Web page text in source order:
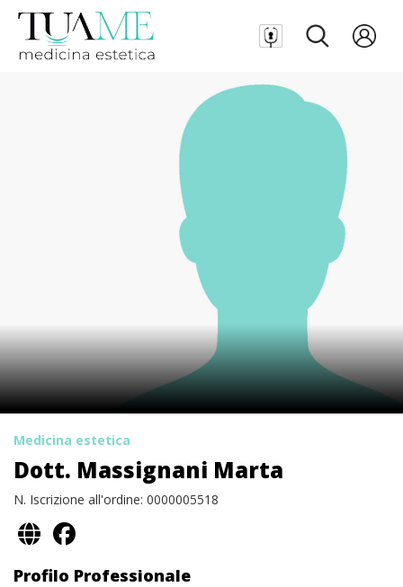
Medicina estetica
Dott. Massignani Marta
N. Iscrizione all'ordine: 0000005518
Profilo Professionale